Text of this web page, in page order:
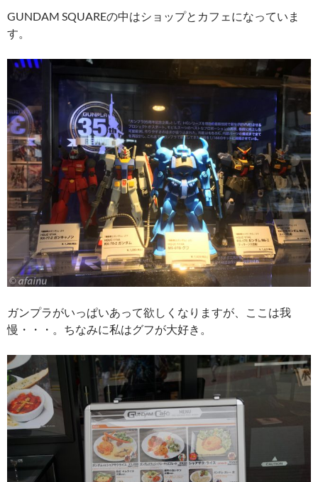
GUNDAM SQUAREの中はショップとカフェになっていま
す。
ガンプラがいっぱいあって欲しくなりますが、ここは我
慢・・・。ちなみに私はグフが大好き。